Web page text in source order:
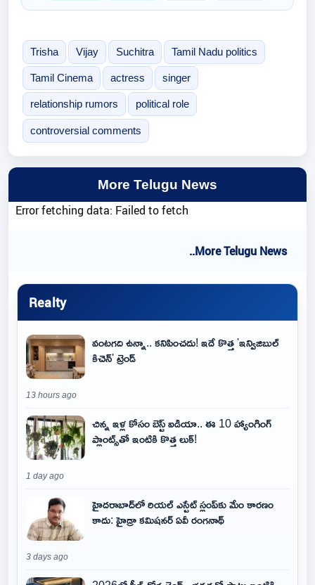
Trisha Vijay Suchitra Tamil Nadu politics
Tamil Cinema actress singer
relationship rumors political role
controversial comments
More Telugu News
Error fetching data: Failed to fetch
..More Telugu News
Realty
వంటగది ఉన్నా.. కనిపించదు! ఇదే కొత్త 'ఇన్విజిబుల్
కిచెన్' ట్రెండ్
13 hours ago
చిన్న ఇళ్ల కోసం బెస్ట్ ఐడియా.. ఈ 10 హ్యాంగింగ్
ప్లాంట్స్‌తో ఇంటికి కొత్త లుక్!
1 day ago
హైదరాబాద్‌లో రియల్ ఎస్టేట్ స్లంప్‌కు మేం కారణం
కాదు: హైడ్రా కమిషనర్ ఏవీ రంగనాథ్
3 days ago